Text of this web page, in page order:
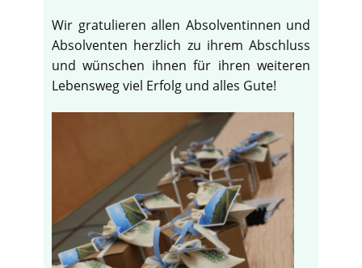
Wir gratulieren allen Absolventinnen und
Absolventen herzlich zu ihrem Abschluss
und wünschen ihnen für ihren weiteren
Lebensweg viel Erfolg und alles Gute!